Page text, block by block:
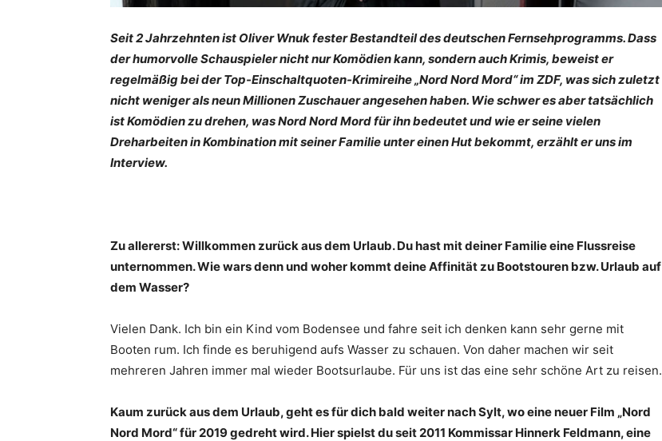
Seit 2 Jahrzehnten ist Oliver Wnuk fester Bestandteil des deutschen Fernsehprogramms. Dass
der humorvolle Schauspieler nicht nur Komödien kann, sondern auch Krimis, beweist er
regelmäßig bei der Top-Einschaltquoten-Krimireihe „Nord Nord Mord“ im ZDF, was sich zuletzt
nicht weniger als neun Millionen Zuschauer angesehen haben. Wie schwer es aber tatsächlich
ist Komödien zu drehen, was Nord Nord Mord für ihn bedeutet und wie er seine vielen
Dreharbeiten in Kombination mit seiner Familie unter einen Hut bekommt, erzählt er uns im
Interview.
Zu allererst: Willkommen zurück aus dem Urlaub. Du hast mit deiner Familie eine Flussreise
unternommen. Wie wars denn und woher kommt deine Affinität zu Bootstouren bzw. Urlaub auf
dem Wasser?
Vielen Dank. Ich bin ein Kind vom Bodensee und fahre seit ich denken kann sehr gerne mit
Booten rum. Ich finde es beruhigend aufs Wasser zu schauen. Von daher machen wir seit
mehreren Jahren immer mal wieder Bootsurlaube. Für uns ist das eine sehr schöne Art zu reisen.
Kaum zurück aus dem Urlaub, geht es für dich bald weiter nach Sylt, wo eine neuer Film „Nord
Nord Mord“ für 2019 gedreht wird. Hier spielst du seit 2011 Kommissar Hinnerk Feldmann, eine